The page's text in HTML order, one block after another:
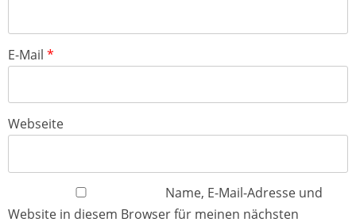
E-Mail *
Webseite
Name, E-Mail-Adresse und
Website in diesem Browser für meinen nächsten